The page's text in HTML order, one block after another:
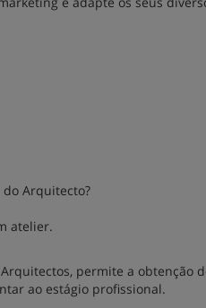
Arquitecto?
atelier.
permite a obtenção
ao estágio profissional.